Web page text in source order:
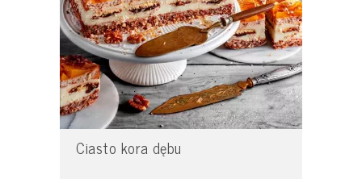
Ciasto kora dębu